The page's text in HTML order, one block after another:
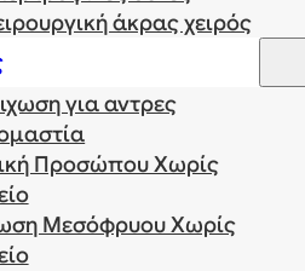
άκρας χειρός
για αντρες
Προσώπου Χωρίς
Μεσόφρυου Χωρίς